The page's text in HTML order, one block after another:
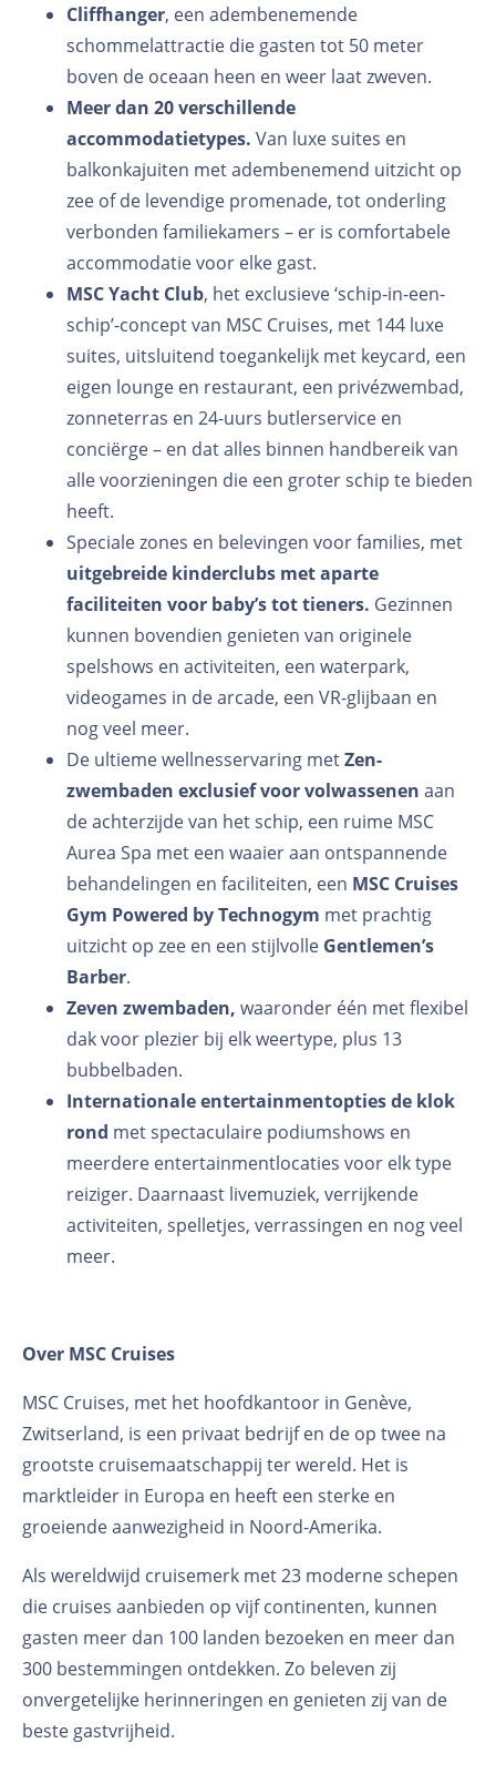
Cliffhanger, een adembenemende
schommelattractie die gasten tot 50 meter
boven de oceaan heen en weer laat zweven.
Meer dan 20 verschillende
accommodatietypes. Van luxe suites en
balkonkajuiten met adembenemend uitzicht op
zee of de levendige promenade, tot onderling
verbonden familiekamers – er is comfortabele
accommodatie voor elke gast.
MSC Yacht Club, het exclusieve ‘schip-in-een-
schip’-concept van MSC Cruises, met 144 luxe
suites, uitsluitend toegankelijk met keycard, een
eigen lounge en restaurant, een privézwembad,
zonneterras en 24-uurs butlerservice en
conciërge – en dat alles binnen handbereik van
alle voorzieningen die een groter schip te bieden
heeft.
Speciale zones en belevingen voor families, met
uitgebreide kinderclubs met aparte
faciliteiten voor baby’s tot tieners. Gezinnen
kunnen bovendien genieten van originele
spelshows en activiteiten, een waterpark,
videogames in de arcade, een VR-glijbaan en
nog veel meer.
De ultieme wellnesservaring metZen-
zwembaden exclusief voor volwassenen aan
de achterzijde van het schip, een ruime MSC
Aurea Spa met een waaier aan ontspannende
behandelingen en faciliteiten, een MSC Cruises
Gym Powered by Technogym met prachtig
uitzicht op zee en een stijlvolle Gentlemen’s
Barber.
Zeven zwembaden, waaronder één met flexibel
dak voor plezier bij elk weertype, plus 13
bubbelbaden.
Internationale entertainmentopties de klok
rond met spectaculaire podiumshows en
meerdere entertainmentlocaties voor elk type
reiziger. Daarnaast livemuziek, verrijkende
activiteiten, spelletjes, verrassingen en nog veel
meer.
Over MSC Cruises
MSC Cruises, met het hoofdkantoor in Genève,
Zwitserland, is een privaat bedrijf en de op twee na
grootste cruisemaatschappij ter wereld. Het is
marktleider in Europa en heeft een sterke en
groeiende aanwezigheid in Noord-Amerika.
Als wereldwijd cruisemerk met 23 moderne schepen
die cruises aanbieden op vijf continenten, kunnen
gasten meer dan 100 landen bezoeken en meer dan
300 bestemmingen ontdekken. Zo beleven zij
onvergetelijke herinneringen en genieten zij van de
beste gastvrijheid.